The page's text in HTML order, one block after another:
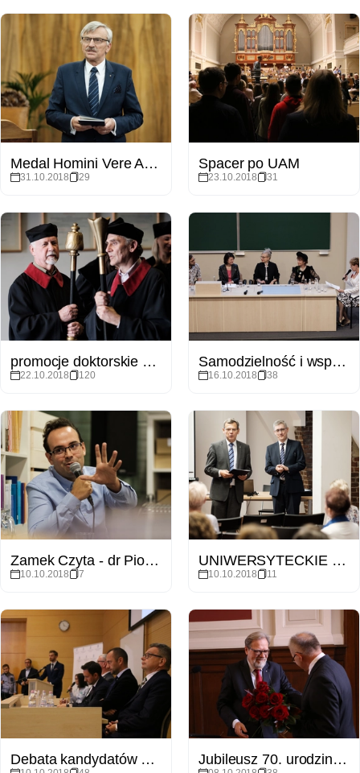
Medal Homini Vere Academico dla prof. Bronisława Marciniaka
31.10.2018 29
Spacer po UAM
23.10.2018 31
promocje doktorskie Wydziału Prawa i Administracji UAM
22.10.2018 120
Samodzielność i wspólnota - konferencja IKE UAM Gniezno
16.10.2018 38
Zamek Czyta - dr Piotr Oleksy. Naddniestrze. Terror tożsamości.
10.10.2018 7
UNIWERSYTECKIE WYKŁADY NA ZAMKU „Filolog na tropach zwyczajów, konwencji i norm”
10.10.2018 11
Debata kandydatów na prezydenta miasta Poznania zorganizowana przez Wydział Nauk Politycznych i Dziennikarstwa Jubileusz 70. urodzin prof. Stefana Zawadzkiego